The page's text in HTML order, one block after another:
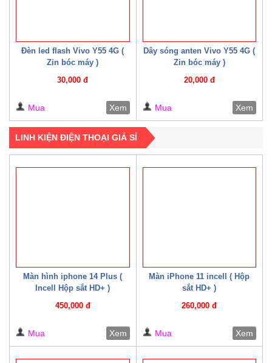
Đèn led flash Vivo Y55 4G (
Zin bóc máy )
30,000 đ
Mua Xem
Dây sóng anten Vivo Y55 4G (
Zin bóc máy )
20,000 đ
Mua Xem
LINH KIỆN ĐIỆN THOẠI GIÁ SỈ
Màn hình iphone 14 Plus (
Incell Hộp sắt HD+ )
450,000 đ
Mua Xem
Màn iPhone 11 incell ( Hộp
sắt HD+ )
260,000 đ
Mua Xem